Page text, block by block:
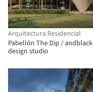
Arquitectura Residencial
Pabellón The Dip / andblack
design studio